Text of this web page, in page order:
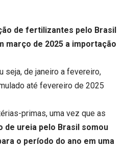
de fertilizantes pelo Brasil
março de 2025 a importação
seja, de janeiro a fevereiro,
até fevereiro de 2025
primas, uma vez que as
de ureia pelo Brasil somou
o período do ano em uma